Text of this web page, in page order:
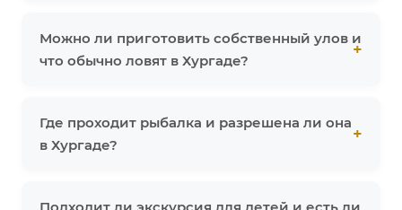
Можно ли приготовить собственный улов и
что обычно ловят в Хургаде?
Где проходит рыбалка и разрешена ли она
в Хургаде?